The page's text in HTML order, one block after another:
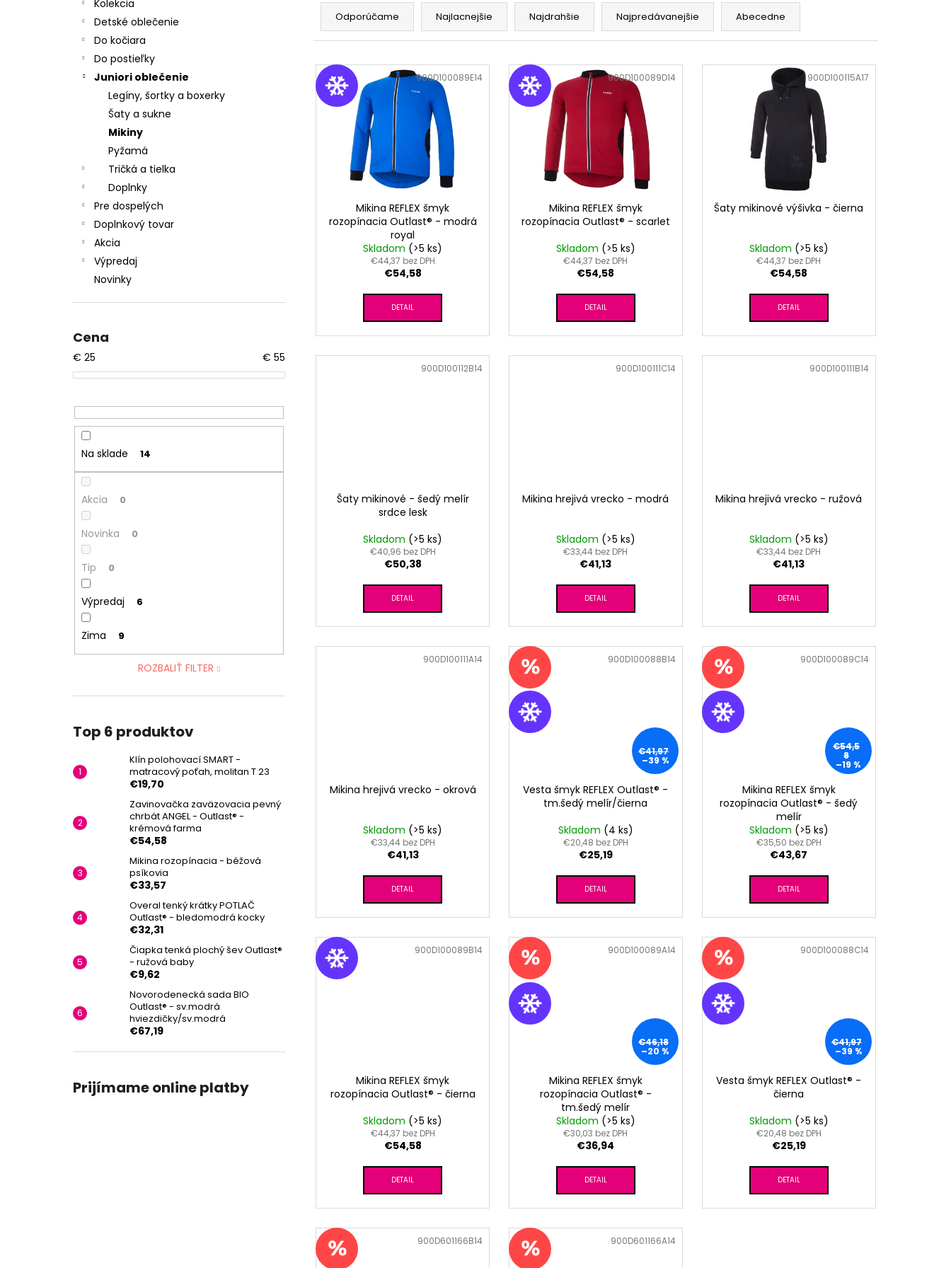
Kolekcia
Detské oblečenie
Do kočiara
Do postieľky
Juniori oblečenie
Legíny, šortky a boxerky
Šaty a sukne
Mikiny
Pyžamá
Tričká a tielka
Doplnky
Pre dospelých
Doplnkový tovar
Akcia
Výpredaj
Novinky
Cena
€ 25 € 55
Na sklade 14
Akcia 0
Novinka 0
Tip 0
Výpredaj 6
Zima 9
ROZBALIŤ FILTER
Top 6 produktov
Klín polohovací SMART -
matracový poťah, molitan T 23
€19,70
Zavinovačka zaväzovacia pevný
chrbát ANGEL - Outlast® -
krémová farma
€54,58
Mikina rozopínacia - béžová
psíkovia
€33,57
Overal tenký krátky POTLAČ
Outlast® - bledomodrá kocky
€32,31
Čiapka tenká plochý šev Outlast®
- ružová baby
€9,62
Novorodenecká sada BIO
Outlast® - sv.modrá
hviezdičky/sv.modrá
€67,19
Prijímame online platby
d
n
i
Odporúčame Najlacnejšie Najdrahšie Najpredávanejšie Abecedne
V
ý
p
Mikina REFLEX šmyk
rozopínacia Outlast® - modrá
royal
Skladom (>5 ks)
€44,37 bez DPH
€54,58
DETAIL
Kód:900D100089E14
Mikina REFLEX šmyk
rozopínacia Outlast® - scarlet
Skladom (>5 ks)
€44,37 bez DPH
€54,58
DETAIL
Kód:900D100089D14
Šaty mikinové výšivka - čierna
Skladom (>5 ks)
€44,37 bez DPH
€54,58
DETAIL
Kód:900D100115A17
Šaty mikinové - šedý melír
srdce lesk
Skladom (>5 ks)
€40,96 bez DPH
€50,38
DETAIL
900D100112B14
Mikina hrejivá vrecko - modrá
Skladom (>5 ks)
€33,44 bez DPH
€41,13
DETAIL
900D100111C14
Mikina hrejivá vrecko - ružová
Skladom (>5 ks)
€33,44 bez DPH
€41,13
DETAIL
900D100111B14
Mikina hrejivá vrecko - okrová
Skladom (>5 ks)
€33,44 bez DPH
€41,13
DETAIL
900D100111A14
€41,97
–39 %
Vesta šmyk REFLEX Outlast® -
tm.šedý melír/čierna
Skladom (4 ks)
€20,48 bez DPH
€25,19
DETAIL
900D100088B14
€54,5
8
–19 %
Mikina REFLEX šmyk
rozopínacia Outlast® - šedý
melír
Skladom (>5 ks)
€35,50 bez DPH
€43,67
DETAIL
900D100089C14
Mikina REFLEX šmyk
rozopínacia Outlast® - čierna
Skladom (>5 ks)
€44,37 bez DPH
€54,58
DETAIL
900D100089B14
€46,18
–20 %
Mikina REFLEX šmyk
rozopínacia Outlast® -
tm.šedý melír
Skladom (>5 ks)
€30,03 bez DPH
€36,94
DETAIL
900D100089A14
€41,97
–39 %
Vesta šmyk REFLEX Outlast® -
čierna
Skladom (>5 ks)
€20,48 bez DPH
€25,19
DETAIL
900D100088C14
900D601166B14 900D601166A14
€19,70
FARMA
€54,58
€33,57